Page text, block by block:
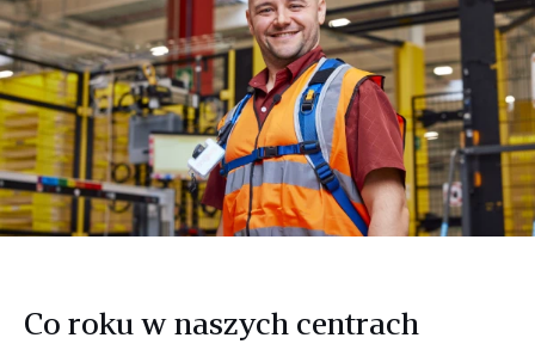
Co roku w naszych centrach